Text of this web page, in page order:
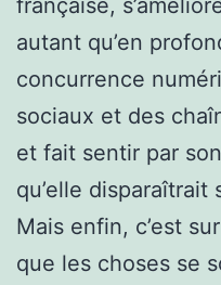
autant qu’en
concurrence
sociaux et des
et fait sentir par
qu’elle disparaîtrait
Mais enfin, c’est
que les choses se